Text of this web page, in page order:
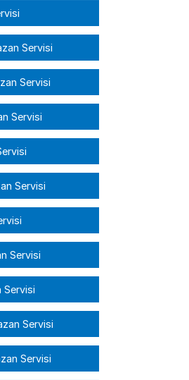
Servisi
Servisi
Servisi
Servisi
Servisi
Servisi
Servisi
Servisi